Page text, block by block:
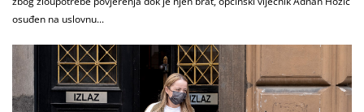
osuđen na uslovnu...